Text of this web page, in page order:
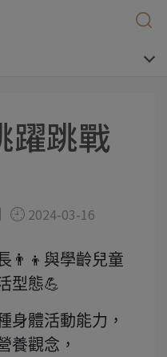
躍跳戰
2024-03-16
👨‍👦與學齡兒童
型態💪
身體活動能力，
養觀念，